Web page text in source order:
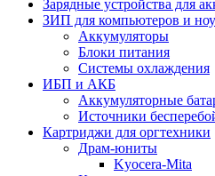
Зарядные устройства для
ЗИП для компьютеров и
Аккумуляторы
Блоки питания
Системы охлаждения
ИБП и АКБ
Аккумуляторные
Источники
Картриджи для оргтехники
Драм-юниты
Kyocera-Mita